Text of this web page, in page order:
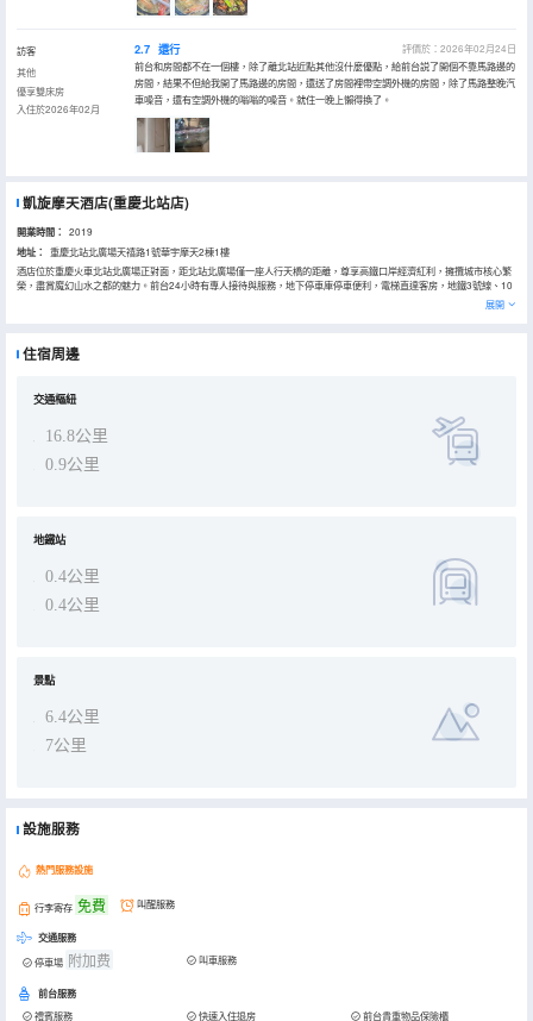
訪客
其他
優享雙床房
入住於2026年02月
2.7 還行
評價於：2026年02月24日
前台和房間都不在一個樓，除了離北站近點其他沒什麼優點，給前台説了開個不靠馬路邊的
房間，結果不但給我開了馬路邊的房間，還送了房間裡帶空調外機的房間，除了馬路整晚汽
車噪音，還有空調外機的嗡嗡的噪音。就住一晚上懶得換了。
凱旋摩天酒店(重慶北站店)
開業時間： 2019
地址：
重慶北站北廣場天禧路1號華宇摩天2棟1樓
酒店位於重慶火車北站北廣場正對面，距北站北廣場僅一座人行天橋的距離，尊享高鐵口岸經濟紅利，擁攬城市核心繁
榮，盡賞魔幻山水之都的魅力。前台24小時有專人接待與服務，地下停車庫停車便利，電梯直達客房，地鐵3號線、10
號線站舉步即至，是不可多得的交通節點，到江北嘴、解放碑洪崖洞、江北機場、觀音橋、歡樂谷等地極為便利，樓下
即是天宮摩天匯商城，坐擁新潮流的餐飲娛樂圈，盡享絢麗夜生活的便捷。根據高端品質酒店精心打造的一家全智能語
予您有品質的入住享受。
展開
住宿周邊
交通樞紐
16.8公里
0.9公里
地鐵站
0.4公里
0.4公里
景點
6.4公里
7公里
設施服務
熱門服務設施
行李寄存 免費 叫醒服務
交通服務
停車場 附加费 叫車服務
前台服務
禮賓服務 快速入住退房 前台貴重物品保險櫃